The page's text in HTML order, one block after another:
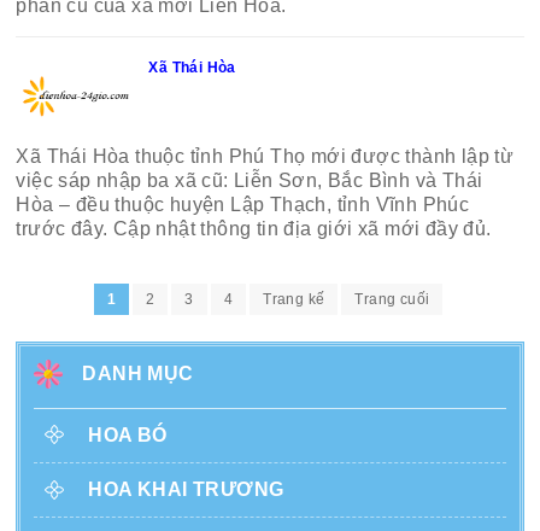
phần cũ của xã mới Liên Hòa.
Xã Thái Hòa
Xã Thái Hòa thuộc tỉnh Phú Thọ mới được thành lập từ
việc sáp nhập ba xã cũ: Liễn Sơn, Bắc Bình và Thái
Hòa – đều thuộc huyện Lập Thạch, tỉnh Vĩnh Phúc
trước đây. Cập nhật thông tin địa giới xã mới đầy đủ.
1 2 3 4 Trang kế Trang cuối
DANH MỤC
HOA BÓ
HOA KHAI TRƯƠNG